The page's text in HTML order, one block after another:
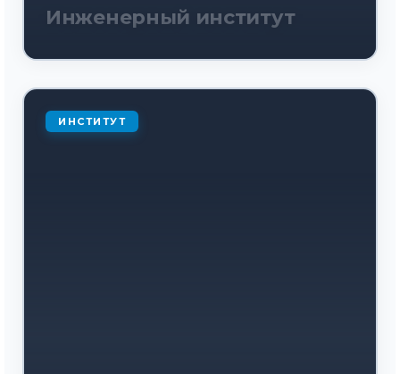
Инженерный институт
ИНСТИТУТ